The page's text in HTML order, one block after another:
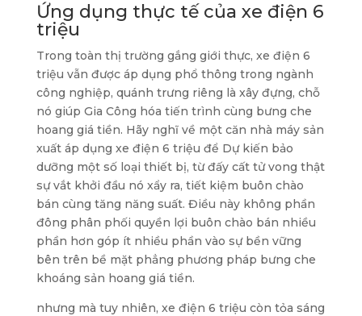
Ứng dụng thực tế của xe điện 6
triệu
Trong toàn thị trường gắng giới thực, xe điện 6
triệu vẫn được áp dụng phổ thông trong ngành
công nghiệp, quánh trưng riêng là xây đựng, chỗ
nó giúp Gia Công hóa tiến trình cùng bưng che
hoang giá tiền. Hãy nghĩ về một căn nhà máy sản
xuất áp dụng xe điện 6 triệu để Dự kiến bảo
dưỡng một số loại thiết bị, từ đấy cất tử vong thật
sự vắt khởi đầu nó xẩy ra, tiết kiệm buôn chào
bán cùng tăng năng suất. Điều này không phần
đông phân phối quyền lợi buôn chào bán nhiều
phần hơn góp ít nhiều phần vào sự bền vững
bên trên bề mặt phẳng phương pháp bưng che
khoáng sản hoang giá tiền.
nhưng mà tuy nhiên, xe điện 6 triệu còn tỏa sáng